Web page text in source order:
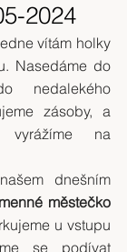
2024
vítám holky
Nasedáme do
nedalekého
zásoby, a
na
dnešním
městečko
u vstupu
se podívat